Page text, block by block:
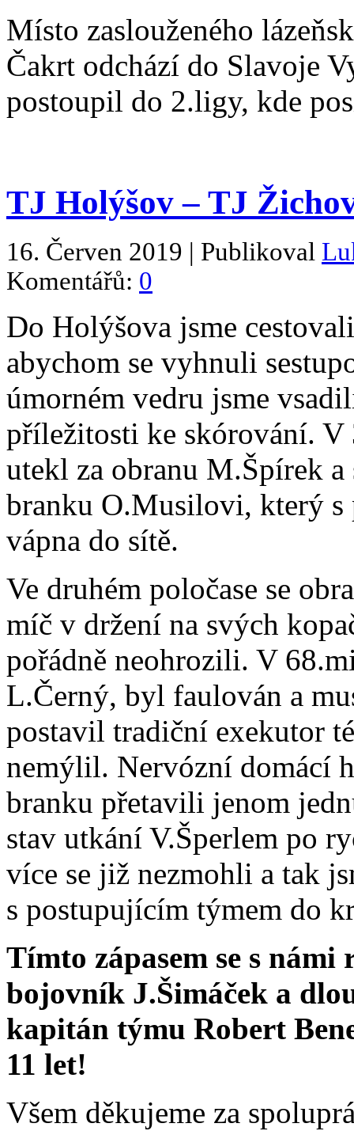
Místo zaslouženého
Čakrt odchází do Slavoje
postoupil do 2.ligy, kde
TJ Holýšov – TJ
16. Červen 2019 | Publikoval
Komentářů: 0
Do Holýšova jsme
abychom se vyhnuli
úmorném vedru jsme
příležitosti ke skórování. V
utekl za obranu M.Špírek
branku O.Musilovi, který s
vápna do sítě.
Ve druhém poločase se
míč v držení na svých
pořádně neohrozili. V
L.Černý, byl faulován a
postavil tradiční exekutor
nemýlil. Nervózní domácí
branku přetavili jenom
stav utkání V.Šperlem po
více se již nezmohli a tak
s postupujícím týmem do
Tímto zápasem se s
bojovník J.Šimáček a
kapitán týmu Robert
11 let!
Všem děkujeme za